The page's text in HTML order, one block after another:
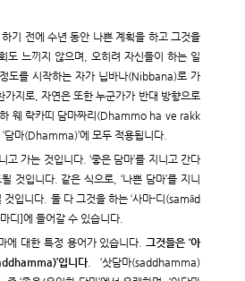
기 전에 수년 동안 나쁜 계획을 하고 그것을
도 느끼지 않으며, 오히려 자신들이 하는 일
도를 시작하는 자가 닙바나(Nibbana)로 가
지로, 자연은 또한 누군가가 반대 방향으로
웨 락카띠 담마짜리(Dhammo ha ve rakk
마(Dhamma)’에 모두 적용됩니다.
가는 것입니다. ‘좋은 담마’를 지니고 간다
것입니다. 같은 식으로, ‘나쁜 담마’를 지니
입니다. 둘 다 그것을 하는 ‘사마-디(samād
디]에 들어갈 수 있습니다.
에 대한 특정 용어가 있습니다.그것들은 ‘아
입니다. ‘삿담마(saddhamma)